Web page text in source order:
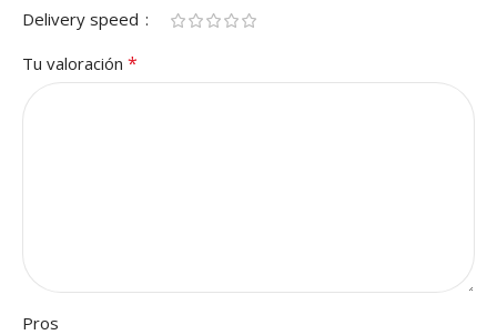
Delivery speed
Tu valoración *
Pros